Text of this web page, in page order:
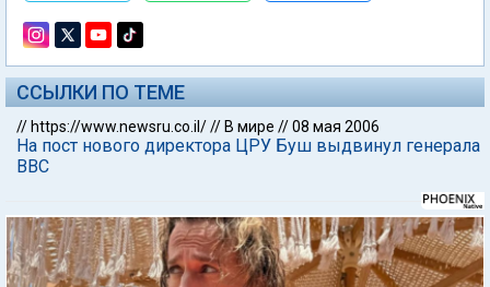
ССЫЛКИ ПО ТЕМЕ
// https://www.newsru.co.il/// В мире //08 мая 2006
На пост нового директора ЦРУ Буш выдвинул генерала
ВВС